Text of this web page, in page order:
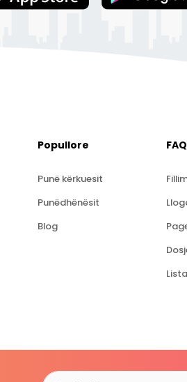
Popullore
Punë kërkuesit
Punëdhënësit
Blog
FAQ